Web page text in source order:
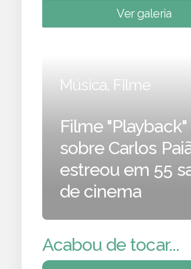
Ver galeria
Música, Filme
Filme "Playback"
sobre Carlos
estreou em 55
de cinema
Acabou de tocar...